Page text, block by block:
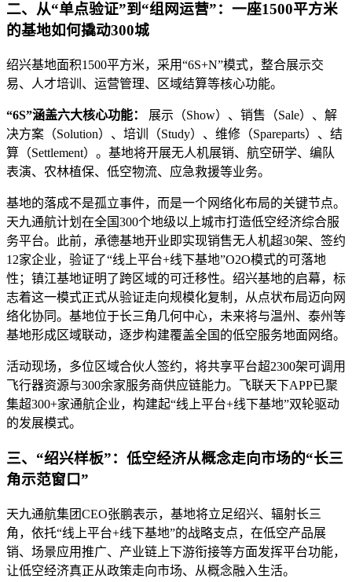
二、从“单点验证”到“组网运营”：一座1500平方米
的基地如何撬动300城
绍兴基地面积1500平方米，采用“6S+N”模式，整合展示交
易、人才培训、运营管理、区域结算等核心功能。
“6S”涵盖六大核心功能：
展示（Show）、销售（Sale）、解
决方案（Solution）、培训（Study）、维修（Spareparts）、结
算（Settlement）。基地将开展无人机展销、航空研学、编队
表演、农林植保、低空物流、应急救援等业务。
基地的落成不是孤立事件，而是一个网络化布局的关键节点。
天九通航计划在全国300个地级以上城市打造低空经济综合服
务平台。此前，承德基地开业即实现销售无人机超30架、签约
12家企业，验证了“线上平台+线下基地”O2O模式的可落地
性；镇江基地证明了跨区域的可迁移性。绍兴基地的启幕，标
志着这一模式正式从验证走向规模化复制，从点状布局迈向网
络化协同。基地位于长三角几何中心，未来将与温州、泰州等
基地形成区域联动，逐步构建覆盖全国的低空服务地面网络。
活动现场，多位区域合伙人签约，将共享平台超2300架可调用
飞行器资源与300余家服务商供应链能力。飞联天下APP已聚
集超300+家通航企业，构建起“线上平台+线下基地”双轮驱动
的发展模式。
三、“绍兴样板”：低空经济从概念走向市场的“长三
角示范窗口”
天九通航集团CEO张鹏表示，基地将立足绍兴、辐射长三
角，依托“线上平台+线下基地”的战略支点，在低空产品展
销、场景应用推广、产业链上下游衔接等方面发挥平台功能，
让低空经济真正从政策走向市场、从概念融入生活。